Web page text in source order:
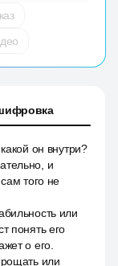
он внутри?
и
того не
или
понять его
о его.
или